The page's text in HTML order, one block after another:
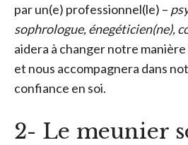
par un(e) professionnel(le) –
sophrologue, énegéticien(ne),
aidera à changer notre
et nous accompagnera dans
confiance en soi.
2- Le meunier